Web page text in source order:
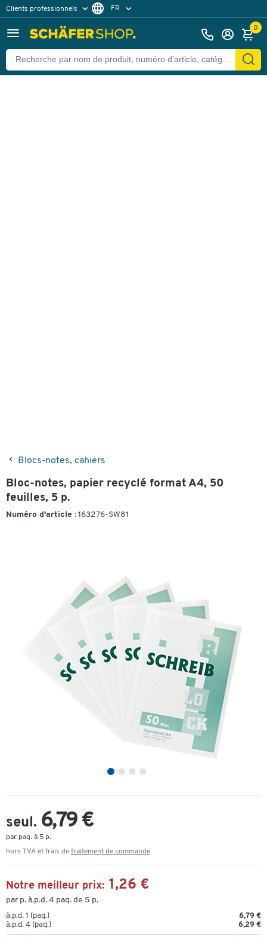
Clients professionnels
Clients particuliers
FR
0
Blocs-notes, cahiers
Bloc-notes, papier recyclé format A4, 50
feuilles, 5 p.
Numéro d'article : 163276-SW81
seul. 6,79 €
par paq. à 5 p.
hors TVA et frais de traitement de commande
Notre meilleur prix: 1,26 €
par p. à.p.d. 4 paq. de 5 p.
à.p.d. 1 (paq.)
6,79 €
à.p.d. 4 (paq.)
6,29 €
Retour